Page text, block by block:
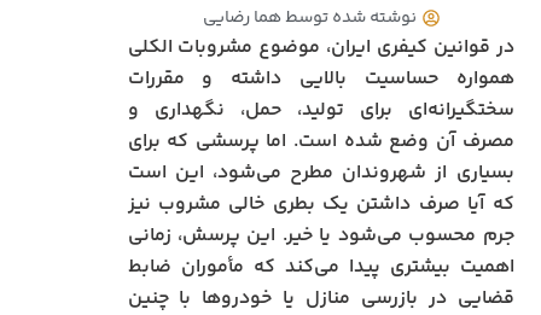
نوشته شده توسطهما رضایی
در قوانین کیفری ایران، موضوع مشروبات الکلی
همواره حساسیت بالایی داشته و مقررات
سختگیرانه‌ای برای تولید، حمل، نگهداری و
مصرف آن وضع شده است. اما پرسشی که برای
بسیاری از شهروندان مطرح می‌شود، این است
که آیا صرف داشتن یک بطری خالی مشروب نیز
جرم محسوب می‌شود یا خیر. این پرسش، زمانی
اهمیت بیشتری پیدا می‌کند که مأموران ضابط
قضایی در بازرسی منازل یا خودروها با چنین